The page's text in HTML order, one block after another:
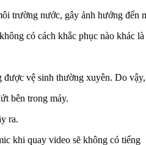
trường nước, gây ảnh hưởng đến
có cách khắc phục nào khác là
vệ sinh thường xuyên. Do
bên trong máy.
ra.